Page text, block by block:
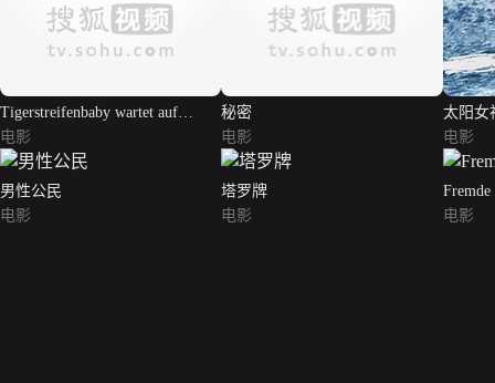
Tigerstreifenbaby wartet auf
Tarzan
电影
秘密
电影
太阳女
电影
男性公民
电影
塔罗牌
电影
Fremde
电影